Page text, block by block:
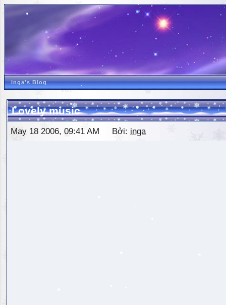
inga's Blog
Lovely music
May 18 2006, 09:41 AM Bởi: inga